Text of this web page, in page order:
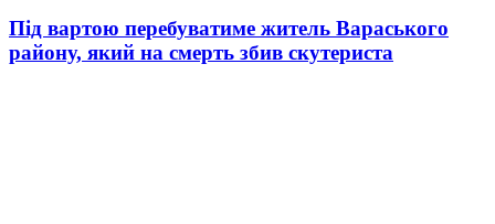
Під вартою перебуватиме житель Вараського
району, який на смерть збив скутериста